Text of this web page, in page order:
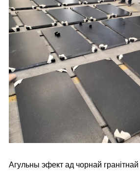
Агульны эфект ад чорнай гранітнай